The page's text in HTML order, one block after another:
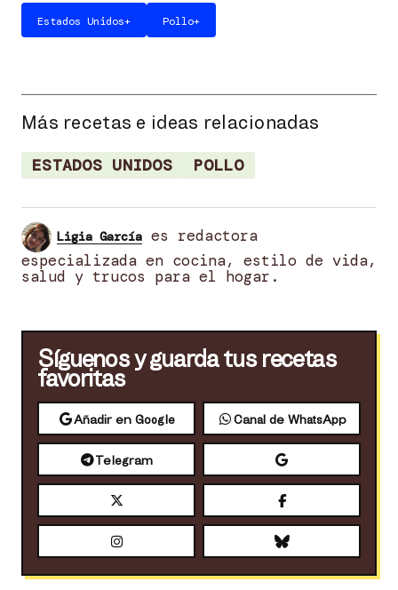
Estados Unidos+ Pollo+
Más recetas e ideas relacionadas
ESTADOS UNIDOS POLLO
Ligia García es redactora
especializada en cocina, estilo de vida,
salud y trucos para el hogar.
Síguenos y guarda tus recetas
favoritas
Añadir en Google Canal de WhatsApp
Telegram